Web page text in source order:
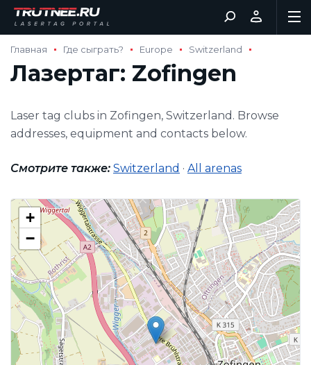
Главная Где сыграть? Europe Switzerland
Лазертаг: Zofingen
Laser tag clubs in Zofingen, Switzerland. Browse
addresses, equipment and contacts below.
Смотрите также: Switzerland · All arenas
+
−